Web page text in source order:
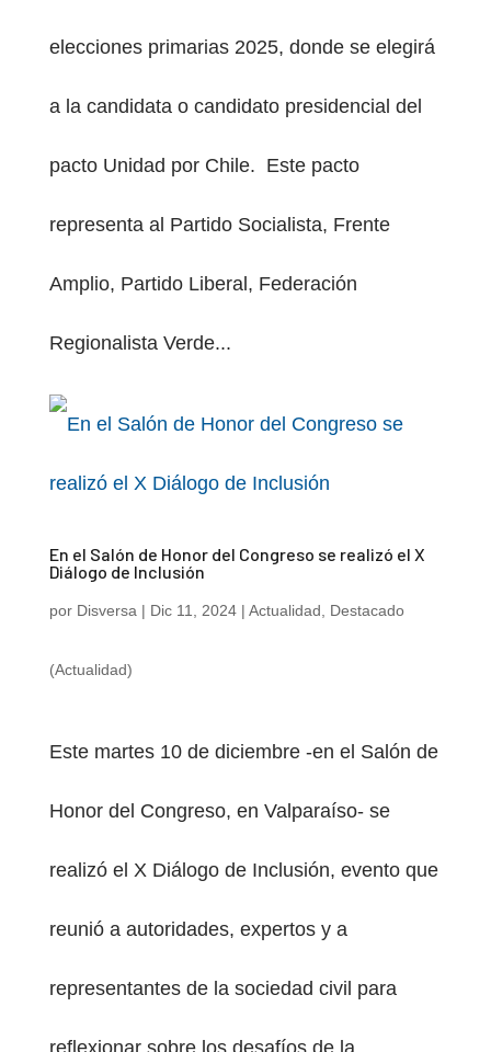
elecciones primarias 2025, donde se elegirá
a la candidata o candidato presidencial del
pacto Unidad por Chile. Este pacto
representa al Partido Socialista, Frente
Amplio, Partido Liberal, Federación
Regionalista Verde...
En el Salón de Honor del Congreso se realizó el X
Diálogo de Inclusión
por Disversa | Dic 11, 2024| Actualidad Destacado
(Actualidad)
Este martes 10 de diciembre -en el Salón de
Honor del Congreso, en Valparaíso- se
realizó el X Diálogo de Inclusión, evento que
reunió a autoridades, expertos y a
representantes de la sociedad civil para
reflexionar sobre los desafíos de la